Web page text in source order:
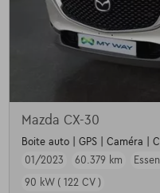
Mazda CX-30
Boite auto | GPS | Caméra |
01/2023
60.379 km
90 kW ( 122 CV )